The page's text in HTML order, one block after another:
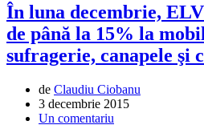
În luna decembrie,
de până la 15% la
sufragerie, canapele şi
de Claudiu Ciobanu
3 decembrie 2015
Un comentariu